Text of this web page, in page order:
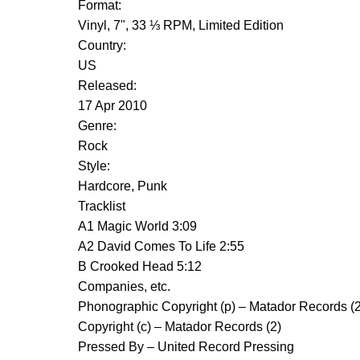
Format:
Vinyl, 7", 33 ⅓ RPM, Limited Edition
Country:
US
Released:
17 Apr 2010
Genre:
Rock
Style:
Hardcore, Punk
Tracklist
A1 Magic World 3:09
A2 David Comes To Life 2:55
B Crooked Head 5:12
Companies, etc.
Phonographic Copyright (p) – Matador Records
Copyright (c) – Matador Records (2)
Pressed By – United Record Pressing